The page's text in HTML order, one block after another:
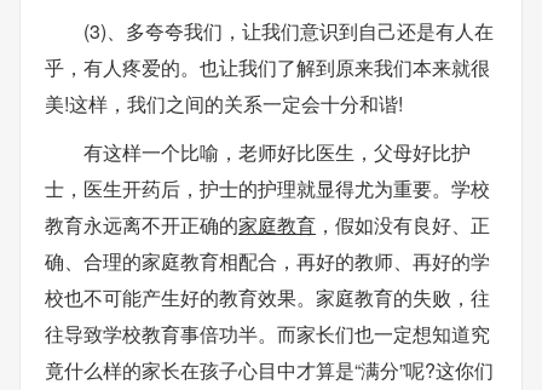
(3)、多夸夸我们，让我们意识到自己还是有人在
乎，有人疼爱的。也让我们了解到原来我们本来就很
美!这样，我们之间的关系一定会十分和谐!
有这样一个比喻，老师好比医生，父母好比护
士，医生开药后，护士的护理就显得尤为重要。学校
教育永远离不开正确的家庭教育 ，假如没有良好、正
确、合理的家庭教育相配合，再好的教师、再好的学
校也不可能产生好的教育效果。家庭教育的失败，往
往导致学校教育事倍功半。而家长们也一定想知道究
竟什么样的家长在孩子心目中才算是“满分”呢?这你们